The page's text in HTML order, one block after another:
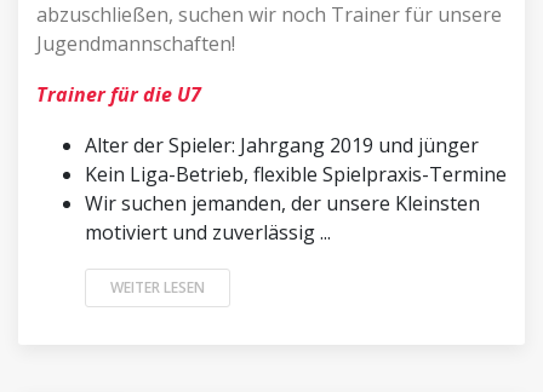
abzuschließen, suchen wir noch Trainer für unsere
Jugendmannschaften!
Trainer für die U7
Alter der Spieler: Jahrgang 2019 und jünger
Kein Liga-Betrieb, flexible Spielpraxis-Termine
Wir suchen jemanden, der unsere Kleinsten
motiviert und zuverlässig ...
WEITER LESEN